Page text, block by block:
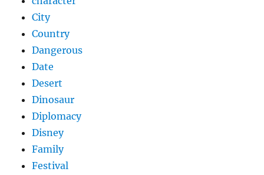
City
Country
Dangerous
Date
Desert
Dinosaur
Diplomacy
Disney
Family
Festival